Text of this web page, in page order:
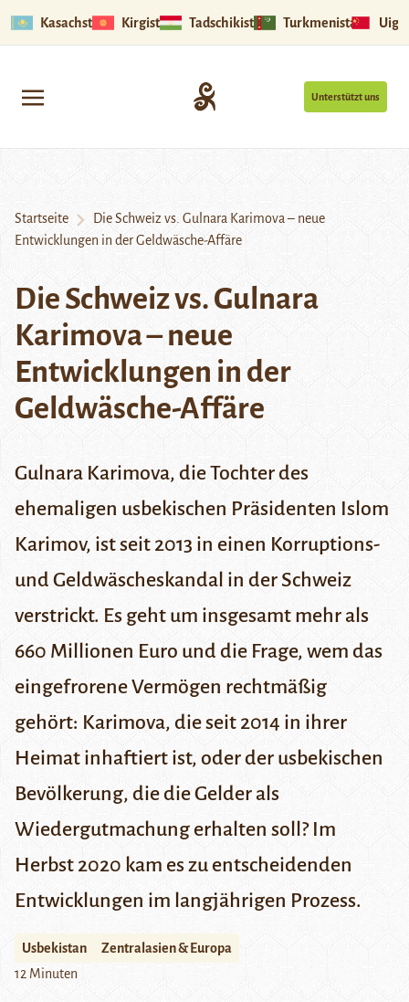
Kasachstan Kirgistan Tadschikistan Turkmenistan
Unterstützt uns
Startseite
Die Schweiz vs. Gulnara Karimova – neue
Entwicklungen in der Geldwäsche-Affäre
Die Schweiz vs. Gulnara
Karimova – neue
Entwicklungen in der
Geldwäsche-Affäre
Gulnara Karimova, die Tochter des
ehemaligen usbekischen Präsidenten Islom
Karimov, ist seit 2013 in einen Korruptions-
und Geldwäscheskandal in der Schweiz
verstrickt. Es geht um insgesamt mehr als
660 Millionen Euro und die Frage, wem das
eingefrorene Vermögen rechtmäßig
gehört: Karimova, die seit 2014 in ihrer
Heimat inhaftiert ist, oder der usbekischen
Bevölkerung, die die Gelder als
Wiedergutmachung erhalten soll? Im
Herbst 2020 kam es zu entscheidenden
Entwicklungen im langjährigen Prozess.
Usbekistan
Zentralasien & Europa
12 Minuten